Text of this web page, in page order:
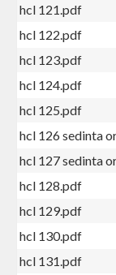
hcl 121.pdf
hcl 122.pdf
hcl 123.pdf
hcl 124.pdf
hcl 125.pdf
hcl 126 sedinta
hcl 127 sedinta
hcl 128.pdf
hcl 129.pdf
hcl 130.pdf
hcl 131.pdf